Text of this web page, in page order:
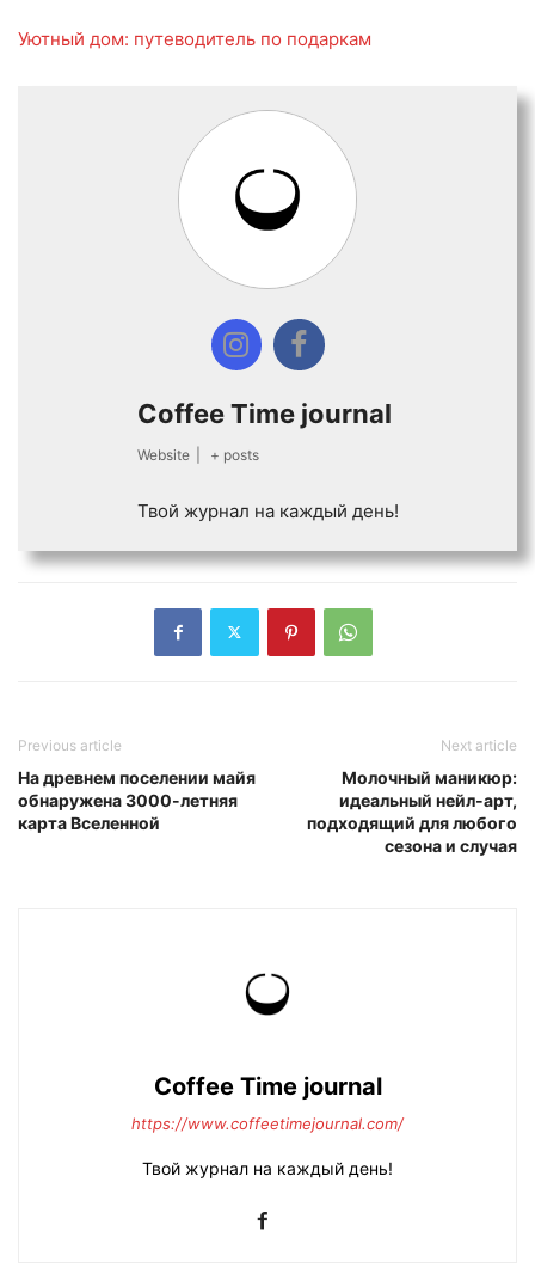
Уютный дом: путеводитель по подаркам
Coffee Time journal
Website + posts
Твой журнал на каждый день!
Previous article
На древнем поселении майя
обнаружена 3000-летняя
карта Вселенной
Next article
Молочный маникюр:
идеальный нейл-арт,
подходящий для любого
сезона и случая
Coffee Time journal
https://www.coffeetimejournal.com/
Твой журнал на каждый день!